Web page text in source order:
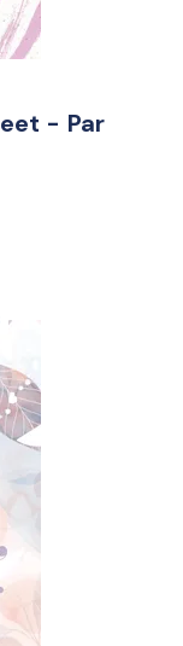
- Par